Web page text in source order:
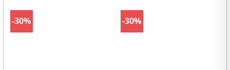
-30% -30%